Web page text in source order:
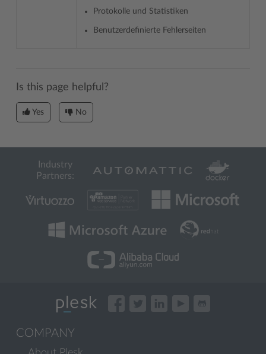
Protokolle und Statistiken
Benutzerdefinierte Fehlerseiten
Is this page helpful?
Yes No
Industry
Partners:
COMPANY